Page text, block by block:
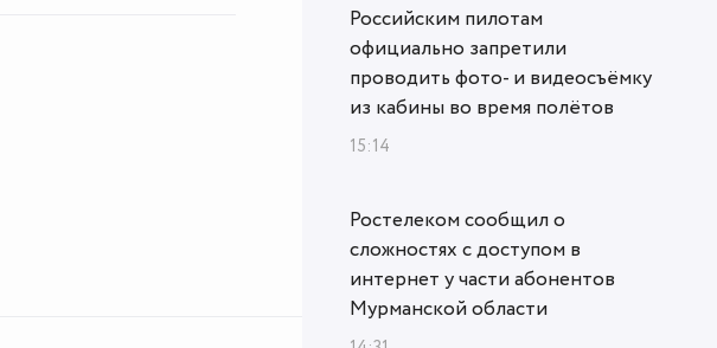
Российским пилотам
официально запретили
проводить фото- и видеосъёмку
из кабины во время полётов
15:14
Ростелеком сообщил о
сложностях с доступом в
интернет у части абонентов
Мурманской области